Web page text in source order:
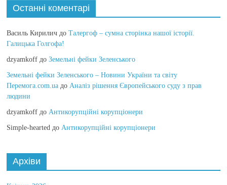
Останні коментарі
Василь Кирилич до Талергоф – сумна сторінка нашої історії.
Галицька Голгофа!
dzyamkoff доЗемельні фейки Зеленського
Земельні фейки Зеленського – Новини України та світу
Перемога.com.ua доАналіз рішення Європейського суду з прав
людини
dzyamkoff доАнтикорупційні корупціонери
Simple-hearted доАнтикорупційні корупціонери
Архіви